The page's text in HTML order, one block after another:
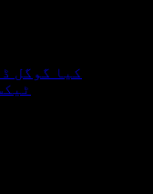
کیا گوگل